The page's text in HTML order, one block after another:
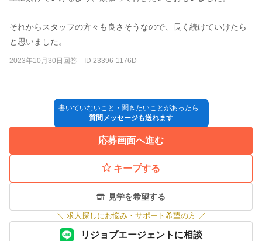
それからスタッフの方々も良さそうなので、長く続けていけたら
と思いました。
2023年10月30日回答 ID 23396-1176D
書いていないこと・聞きたいことがあったら...
質問メッセージも送れます
応募画面へ進む
キープする
見学を希望する
＼ 求人探しにお悩み・サポート希望の方 ／
リジョブエージェントに相談